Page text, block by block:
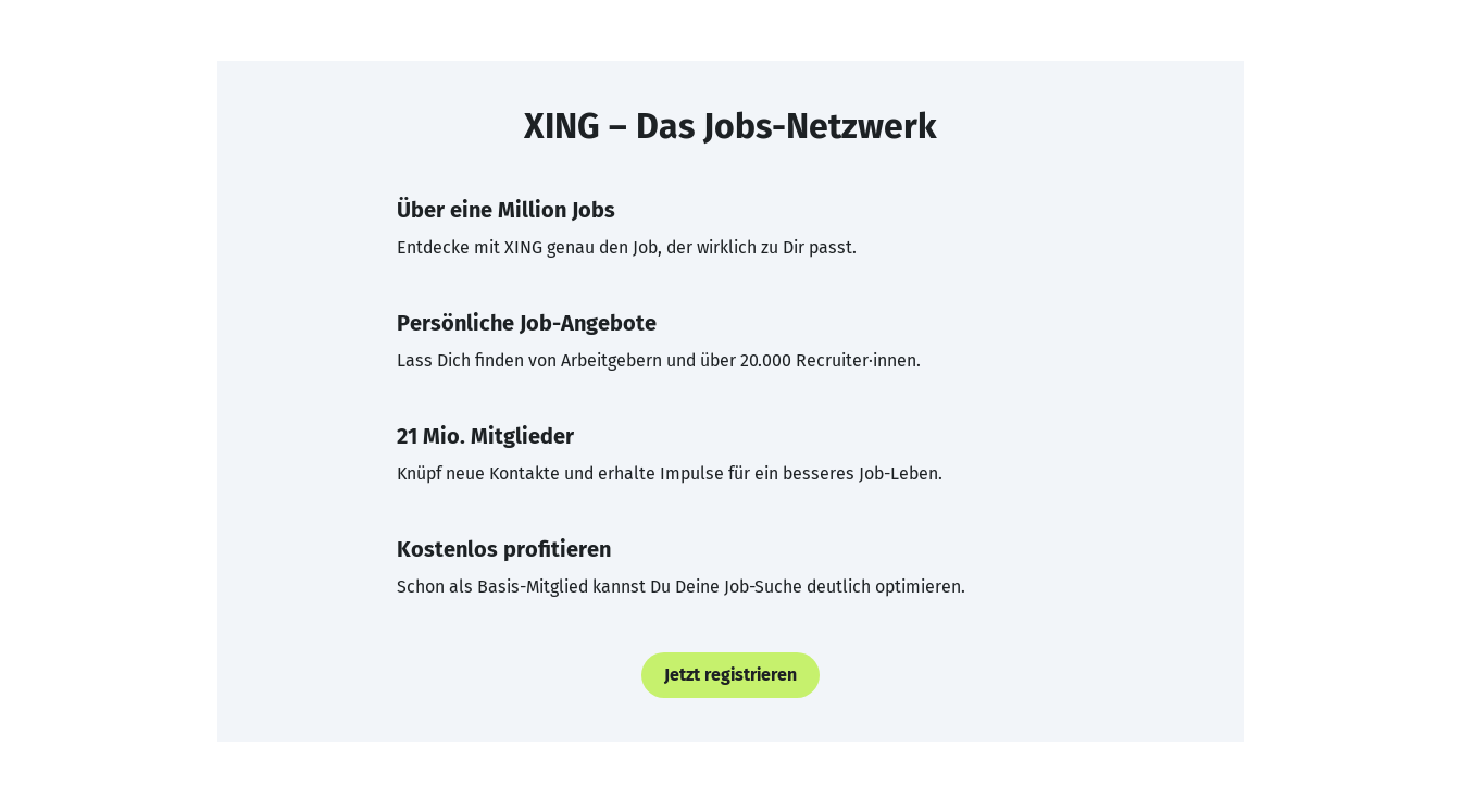
XING – Das Jobs-Netzwerk
Über eine Million Jobs
Entdecke mit XING genau den Job, der wirklich zu Dir passt.
Persönliche Job-Angebote
Lass Dich finden von Arbeitgebern und über 20.000 Recruiter·innen.
21 Mio. Mitglieder
Knüpf neue Kontakte und erhalte Impulse für ein besseres Job-Leben.
Kostenlos profitieren
Schon als Basis-Mitglied kannst Du Deine Job-Suche deutlich optimieren.
Jetzt registrieren